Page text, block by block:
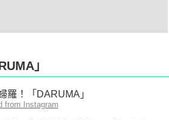
」
Instagram